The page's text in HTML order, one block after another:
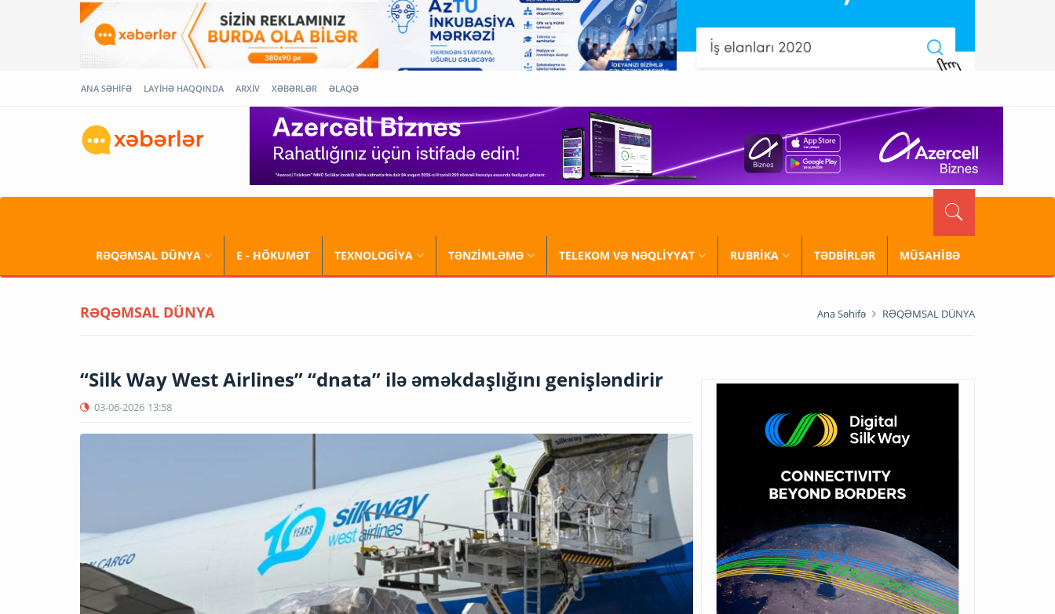
ANA SƏHİFƏ LAYİHƏ HAQQINDA ARXİV XƏBƏRLƏR ƏLAQƏ
RƏQƏMSAL DÜNYA E - HÖKUMƏT TEXNOLOGİYA TƏNZİMLƏMƏ TELEKOM VƏ NƏQLİYYAT RUBRİKA TƏDBİRLƏR MÜSAHİBƏ
RƏQƏMSAL DÜNYA Ana Səhifə RƏQƏMSAL DÜNYA
“Silk Way West Airlines” “dnata” ilə əməkdaşlığını genişləndirir
03-06-2026 13:58